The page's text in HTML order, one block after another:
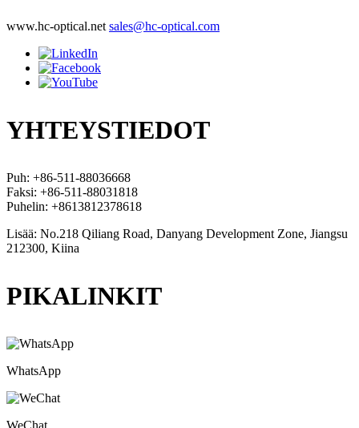
www.hc-optical.net sales@hc-optical.com
YHTEYSTIEDOT
Puh: +86-511-88036668
Faksi: +86-511-88031818
Puhelin: +8613812378618
Lisää: No.218 Qiliang Road, Danyang Development Zone, Jiangsu
212300, Kiina
PIKALINKIT
WhatsApp
WeChat